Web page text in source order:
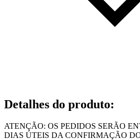
Detalhes do produto:
ATENÇÃO: OS PEDIDOS SERÃO
DIAS ÚTEIS DA CONFIRMAÇÃO